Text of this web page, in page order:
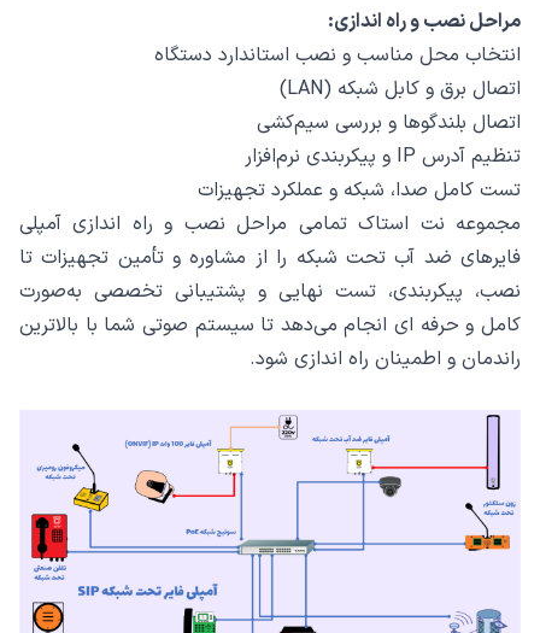
مراحل نصب و راه‌ اندازی:
انتخاب محل مناسب و نصب استاندارد دستگاه
اتصال برق و کابل شبکه (LAN)
اتصال بلندگوها و بررسی سیم‌کشی
تنظیم آدرس IP و پیکربندی نرم‌افزار
تست کامل صدا، شبکه و عملکرد تجهیزات
مجموعه نت استاک تمامی مراحل نصب و راه‌ اندازی آمپلی‌
فایرهای ضد آب تحت شبکه را از مشاوره و تأمین تجهیزات تا
نصب، پیکربندی، تست نهایی و پشتیبانی تخصصی به‌صورت
کامل و حرفه‌ ای انجام می‌دهد تا سیستم صوتی شما با بالاترین
راندمان و اطمینان راه‌ اندازی شود.